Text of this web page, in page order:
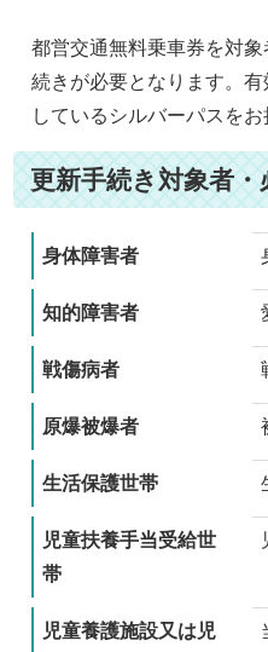
都営交通無料乗車券を対
続きが必要となります。
しているシルバーパスを
更新手続き対象者
身体障害者
知的障害者
戦傷病者
原爆被爆者
生活保護世帯
児童扶養手当受給世
帯
児童養護施設又は児